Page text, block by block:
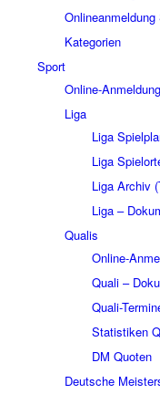
Onlineanmeldung
Kategorien
Sport
Online-Anmeldung
Liga
Liga
Liga
Liga Archiv
Liga –
Qualis
Online-
Quali –
Quali-
Statistiken
DM Quoten
Deutsche